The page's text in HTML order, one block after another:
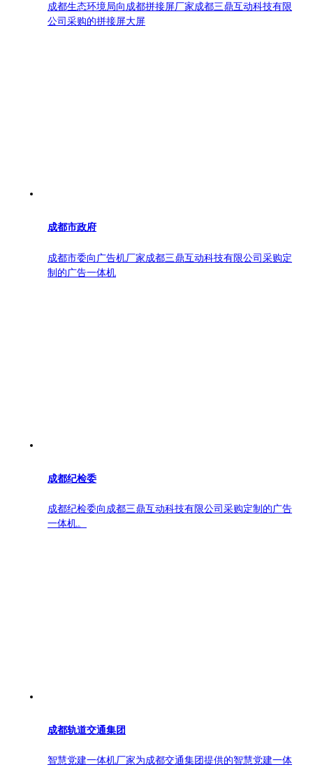
成都生态环境局向成都拼接屏厂家成都三鼎互动科技有限
公司采购的拼接屏大屏
成都市政府
成都市委向广告机厂家成都三鼎互动科技有限公司采购定
制的广告一体机
成都纪检委
成都纪检委向成都三鼎互动科技有限公司采购定制的广告
一体机。
成都轨道交通集团
智慧党建一体机厂家为成都交通集团提供的智慧党建一体